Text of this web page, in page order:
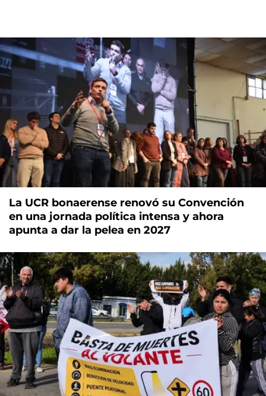
La UCR bonaerense renovó su Convención
en una jornada política intensa y ahora
apunta a dar la pelea en 2027